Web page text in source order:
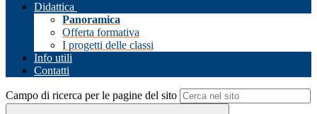
Didattica
Panoramica
Offerta formativa
I progetti delle classi
Info utili
Contatti
Campo di ricerca per le pagine del sito